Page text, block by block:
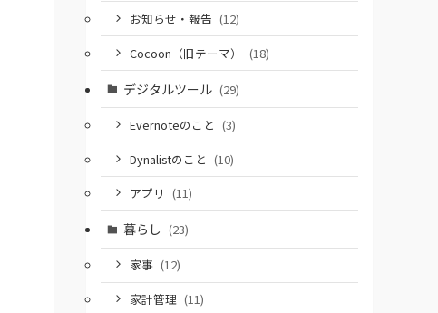
お知らせ・報告 (12)
Cocoon（旧テーマ）
(18)
デジタルツール (29)
Evernoteのこと (3)
Dynalistのこと (10)
アプリ (11)
暮らし (23)
家事 (12)
家計管理 (11)